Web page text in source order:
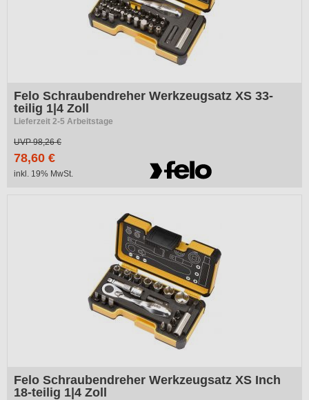
Felo Schraubendreher Werkzeugsatz XS 33-
teilig 1|4 Zoll
Lieferzeit 2-5 Arbeitstage
UVP98,26 €
78,60 €
inkl. 19% MwSt.
Felo Schraubendreher Werkzeugsatz XS Inch
18-teilig 1|4 Zoll